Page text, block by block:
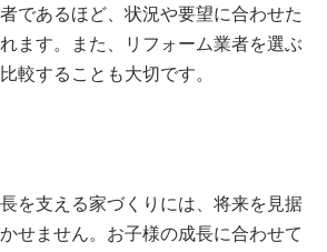
であるほど、状況や要望に合わせた
ます。また、リフォーム業者を選ぶ
較することも大切です。
を支える家づくりには、将来を見据
せません。お子様の成長に合わせて